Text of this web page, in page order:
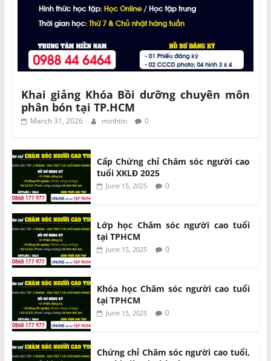
Khai giảng Khóa Bồi dưỡng chuyên môn
phân bón tại TP.HCM
March 31, 2026 minhtin 0
Cấp Chứng chỉ Chăm sóc người cao
tuổi XKLĐ 2025
June 15, 2025 0
Lớp học Chăm sóc người cao tuổi
tại TPHCM
June 15, 2025 0
Khóa học Chăm sóc người cao tuổi
tại TPHCM
June 15, 2025 0
Chứng chỉ Chăm sóc người cao tuổi,